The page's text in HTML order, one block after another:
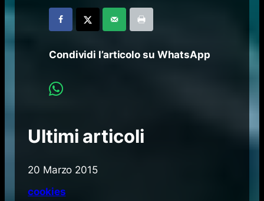
Condividi l’articolo su WhatsApp
Ultimi articoli
20 Marzo 2015
cookies